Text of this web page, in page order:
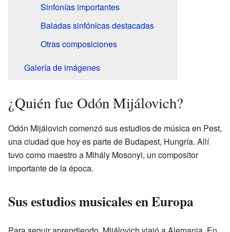
Sinfonías importantes
Baladas sinfónicas destacadas
Otras composiciones
Galería de imágenes
¿Quién fue Odón Mijálovich?
Odón Mijálovich comenzó sus estudios de música en Pest,
una ciudad que hoy es parte de Budapest, Hungría. Allí
tuvo como maestro a Mihály Mosonyi, un compositor
importante de la época.
Sus estudios musicales en Europa